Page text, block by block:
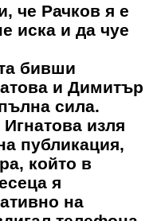
че Рачков я е
иска и да чуе
бивши
и Димитър
сила.
изля
публикация,
който в
я
на